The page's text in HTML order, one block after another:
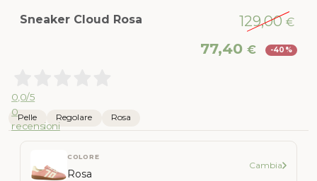
Sneaker Cloud Rosa 129,00 €
prezzo
77,40 € -40%
0,0/5
0
recensioni
Pelle Regolare Rosa
COLORE
Rosa
Cambia